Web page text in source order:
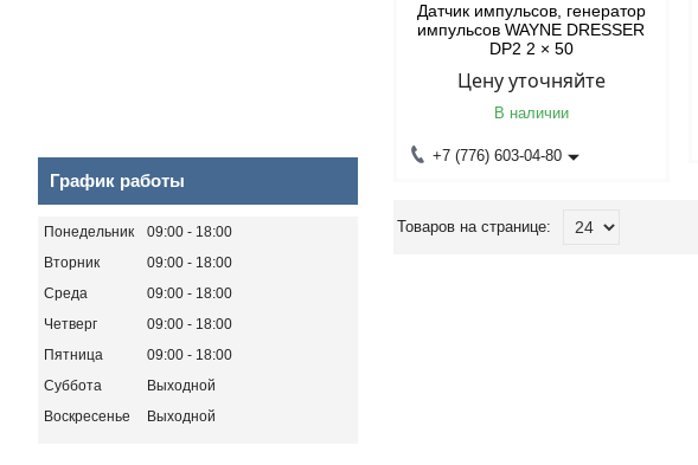
Датчик импульсов, генератор
импульсов WAYNE DRESSER
DP2 2 × 50
Цену уточняйте
В наличии
+7 (776) 603-04-80
График работы
Понедельник 09:00
18:00
Вторник
09:00
18:00
Среда
09:00
18:00
Четверг
09:00
18:00
Пятница
09:00
18:00
Суббота
Выходной
Воскресенье
Выходной